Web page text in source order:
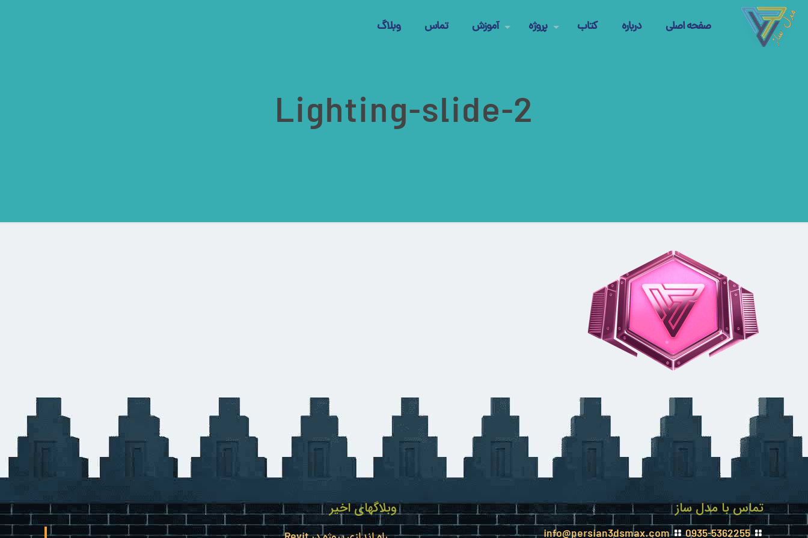
صفحه اصلی درباره کتاب پروژه آموزش تماس وبلاگ
Lighting-slide-2
تماس با مدل ساز
0935-5362255
info@persian3dsmax.com
وبلاگهای اخیر